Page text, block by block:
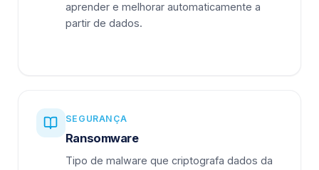
aprender e melhorar automaticamente a
partir de dados.
SEGURANÇA
Ransomware
Tipo de malware que criptografa dados da